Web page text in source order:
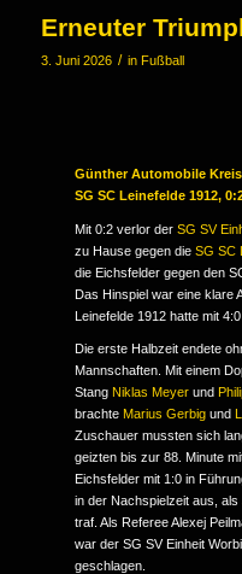
Erneuter
3. Juni 2026 / in Fußball
Günther Automobile
SG SC Leinefelde 1912,
Mit 0:2 verlor derSG SV
zu Hause gegen dieSG SC
die Eichsfelder gegen den
Das Hinspiel war eine klare
Leinefelde 1912 hatte mit
Die erste Halbzeit endete
Mannschaften. Mit einem
Stang Niklas Meyer und
brachte Marius Gerbig und
Zuschauer mussten sich
geizten bis zur 88. Minute
Eichsfelder mit 1:0 in
in der Nachspielzeit aus, als
traf. Als Referee Alexej
war der SG SV Einheit
geschlagen.